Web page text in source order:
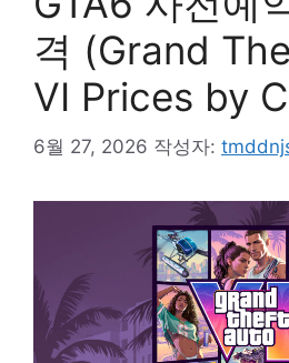
격 (Grand
VI Prices by
6월 27, 2026 작성자: